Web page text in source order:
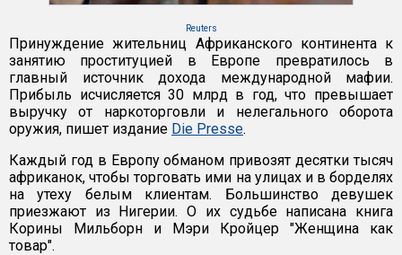
Reuters
Принуждение жительниц Африканского континента к
занятию проституцией в Европе превратилось в
главный источник дохода международной мафии.
Прибыль исчисляется 30 млрд в год, что превышает
выручку от наркоторговли и нелегального оборота
оружия, пишет издание Die Presse.
Каждый год в Европу обманом привозят десятки тысяч
африканок, чтобы торговать ими на улицах и в борделях
на утеху белым клиентам. Большинство девушек
приезжают из Нигерии. О их судьбе написана книга
Корины Мильборн и Мэри Кройцер "Женщина как
товар".